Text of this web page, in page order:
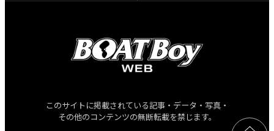
このサイトに掲載されている記事・データ・写真・
その他のコンテンツの無断転載を禁じます。